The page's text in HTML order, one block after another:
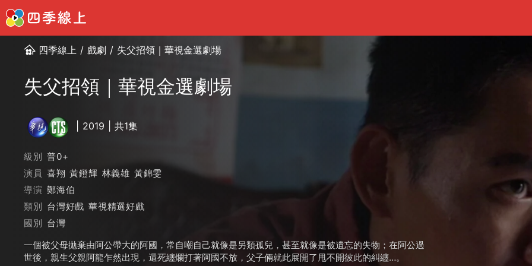
四季線上 / 戲劇 / 失父招領｜華視金選劇場
失父招領｜華視金選劇場
2019 共1集
級別 普0+
演員 喜翔 黃鐙輝 林義雄 黃錦雯
導演 鄭海伯
類別 台灣好戲 華視精選好戲
國別 台灣
一個被父母拋棄由阿公帶大的阿國，常自嘲自己就像是另類孤兒，甚至就像是被遺忘的失物；在阿公過
世後，親生父親阿龍乍然出現，還死纏爛打著阿國不放，父子倆就此展開了甩不開彼此的糾纏…。